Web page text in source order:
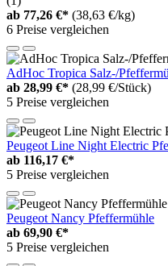
ab 77,26 €* (38,63 €/kg)
6 Preise vergleichen
AdHoc Tropica Salz-/
ab 28,99 €* (28,99 €/Stück)
5 Preise vergleichen
Peugeot Line Night Electric
ab 116,17 €*
5 Preise vergleichen
Peugeot Nancy Pfeffermühle
ab 69,90 €*
5 Preise vergleichen